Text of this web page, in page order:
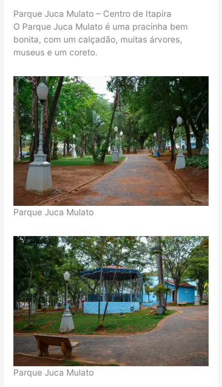
Parque Juca Mulato – Centro de Itapira
O Parque Juca Mulato é uma pracinha bem
bonita, com um calçadão, muitas árvores,
museus e um coreto.
Parque Juca Mulato
Parque Juca Mulato